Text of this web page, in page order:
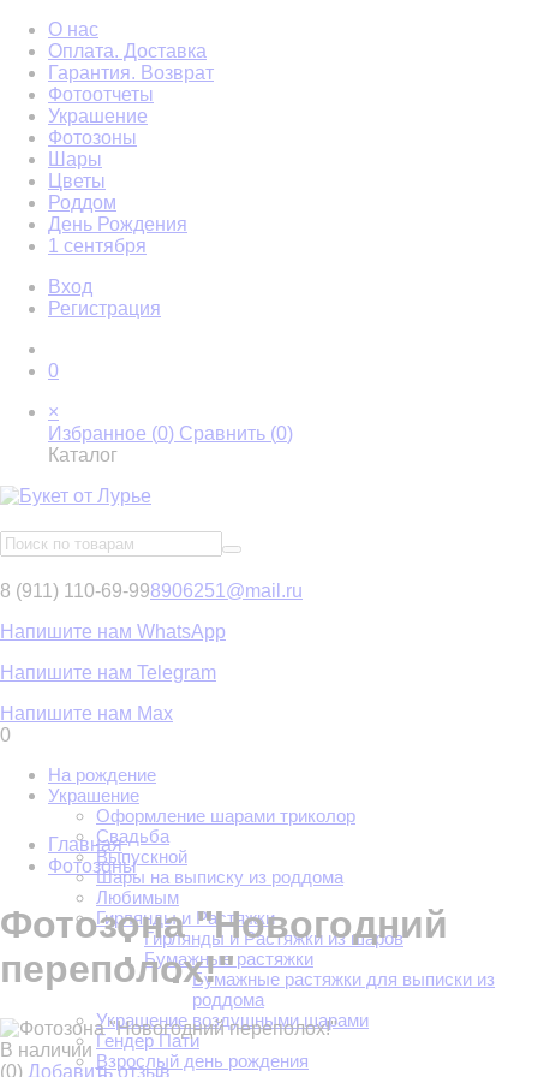
О нас
Оплата. Доставка
Гарантия. Возврат
Фотоотчеты
Украшение
Фотозоны
Шары
Цветы
Роддом
День Рождения
1 сентября
Вход
Регистрация
0
×
Избранное (0) Сравнить (0)
Каталог
8 (911) 110-69-998906251@mail.ru
Напишите нам WhatsApp
Напишите нам Telegram
Напишите нам Max
0
На рождение
Украшение
Оформление шарами триколор
Свадьба
Выпускной
Шары на выписку из роддома
Любимым
Гирлянды и Растяжки
Гирлянды и Растяжки из шаров
Бумажные растяжки
Бумажные растяжки для выписки из
роддома
Украшение воздушными шарами
Гендер Пати
Взрослый день рождения
Главная
Фотозоны
Фотозона "Новогодний
переполох!"
В наличии
(0) Добавить отзыв